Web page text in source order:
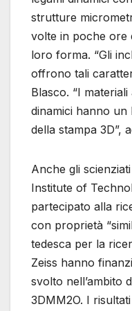
strutture
volte in poche ore
loro forma. “Gli
offrono tali
Blasco. “I
dinamici hanno
della stampa 3D”,
Anche gli
Institute of
partecipato alla
con proprietà
tedesca per la
Zeiss hanno
svolto nell’ambito
3DMM2O. I